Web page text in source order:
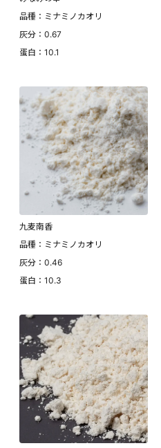
品種：ミナミノカオリ
灰分：0.67
蛋白：10.1
九麦南香
品種：ミナミノカオリ
灰分：0.46
蛋白：10.3